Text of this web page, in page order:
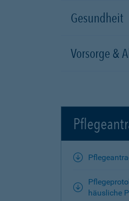
Gesundheit
Vorsorge &
häusliche